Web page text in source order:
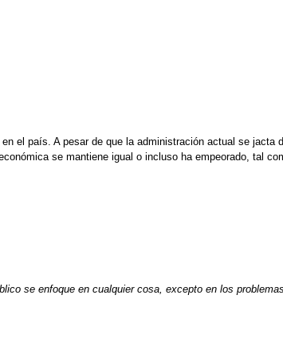
el país. A pesar de que la administración actual se
se mantiene igual o incluso ha empeorado, tal
se enfoque en cualquier cosa, excepto en los